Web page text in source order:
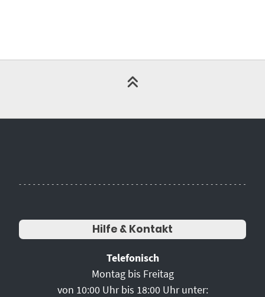
Hilfe & Kontakt
Telefonisch
Montag bis Freitag
von 10:00 Uhr bis 18:00 Uhr unter: